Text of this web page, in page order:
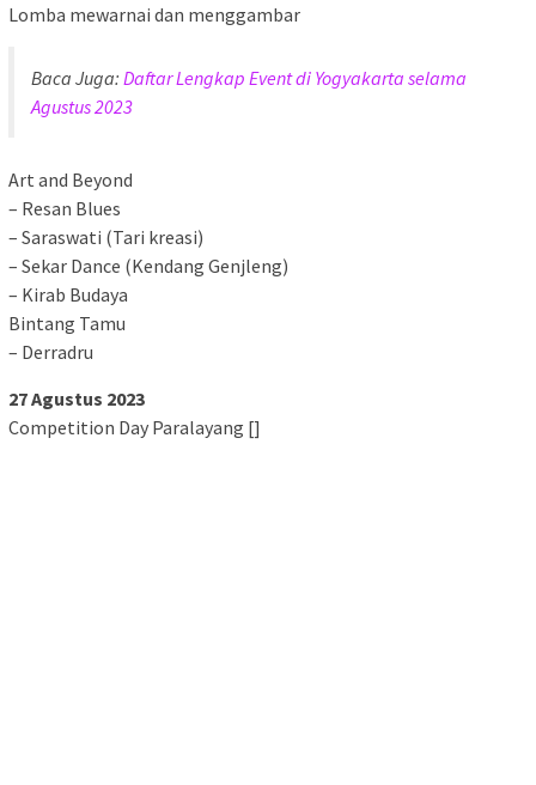
Lomba mewarnai dan menggambar
Baca Juga: Daftar Lengkap Event di Yogyakarta selama
Agustus 2023
Art and Beyond
– Resan Blues
– Saraswati (Tari kreasi)
– Sekar Dance (Kendang Genjleng)
– Kirab Budaya
Bintang Tamu
– Derradru
27 Agustus 2023
Competition Day Paralayang []